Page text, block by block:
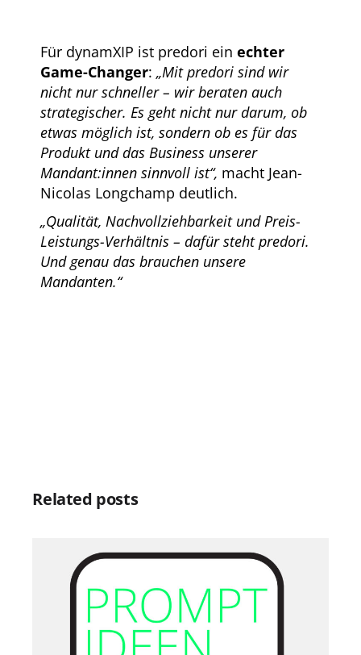
Für dynamXIP ist predori einechter
Game-Changer: „Mit predori sind wir
nicht nur schneller – wir beraten auch
strategischer. Es geht nicht nur darum, ob
etwas möglich ist, sondern ob es für das
Produkt und das Business unserer
Mandant:innen sinnvoll ist“, macht Jean-
Nicolas Longchamp deutlich.
„Qualität, Nachvollziehbarkeit und Preis-
Leistungs-Verhältnis –dafür steht predori.
Und genau das brauchen unsere
Mandanten.“
Related posts